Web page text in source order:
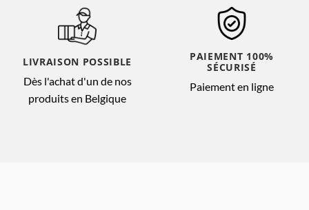
LIVRAISON POSSIBLE
Dès l'achat d'un de nos
produits en Belgique
PAIEMENT 100%
SÉCURISÉ
Paiement en ligne